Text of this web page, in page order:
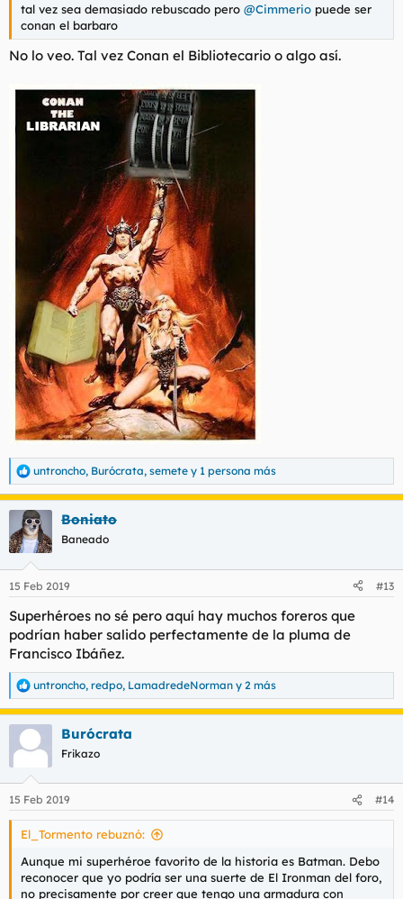
tal vez sea demasiado rebuscado pero @Cimmerio puede ser
conan el barbaro
No lo veo. Tal vez Conan el Bibliotecario o algo así.
R
e
c
i
e
:
untroncho, Burócrata, semete y 1 persona más
Boniato
Baneado
15 Feb 2019 #13
Superhéroes no sé pero aquí hay muchos foreros que
podrían haber salido perfectamente de la pluma de
Francisco Ibáñez.
R
e
a
c
c
e
s
untroncho, redpo, LamadredeNorman y 2 más
Burócrata
Frikazo
15 Feb 2019 #14
El_Tormento rebuznó:
Aunque mi superhéroe favorito de la historia es Batman. Debo
reconocer que yo podría ser una suerte de El Ironman del foro,
no precisamente por creer que tengo una armadura con